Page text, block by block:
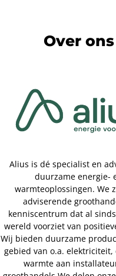
Over ons
Alius is dé specialist en
duurzame energie-
warmteoplossingen. We
adviserende
kenniscentrum dat al
wereld voorziet van
Wij bieden duurzame
gebied van o.a. elektriciteit,
warmte aan